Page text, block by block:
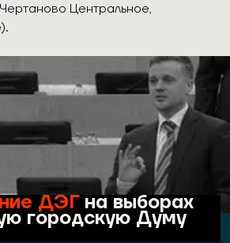
Центральное,
ДЭГна выборах
городскую Думу